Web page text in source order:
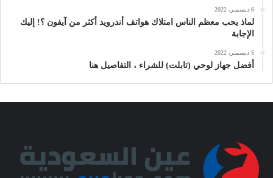
6 ديسمبر، 2022
لماذ يحب معظم الناس امتلاك هواتف أندرويد أكثر من آيفون ؟! إليك
الإجابة
5 ديسمبر، 2022
أفضل جهاز لوحي (تابلت) للشراء ، التفاصيل هنا